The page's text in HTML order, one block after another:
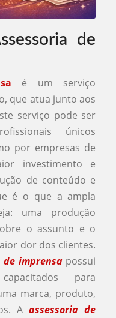
de
é um serviço
que atua junto aos
serviço pode ser
únicos
por empresas de
investimento e
de conteúdo e
é o que a ampla
uma produção
o assunto e o
dor dos clientes.
de imprensapossui
para
marca, produto,
Aassessoria de